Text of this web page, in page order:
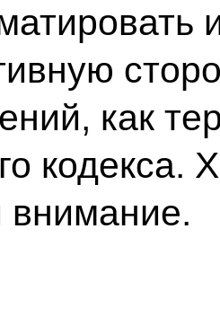
как
кодекса.
внимание.